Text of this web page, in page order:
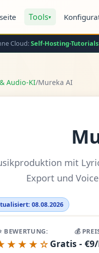
Tools▾
Cloud:Self-Hosting-Tutorials
Audio-KI/Mureka AI
mit
Export und
08.08.2026
BEWERTUNG: 💰
Gratis -